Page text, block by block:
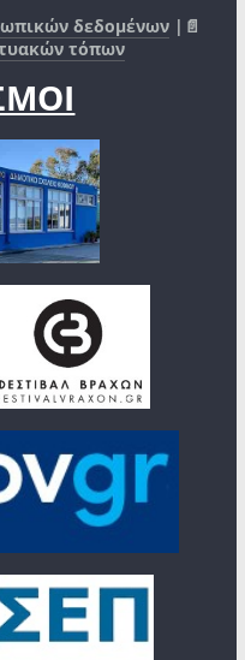
δεδομένων |📄
τόπων